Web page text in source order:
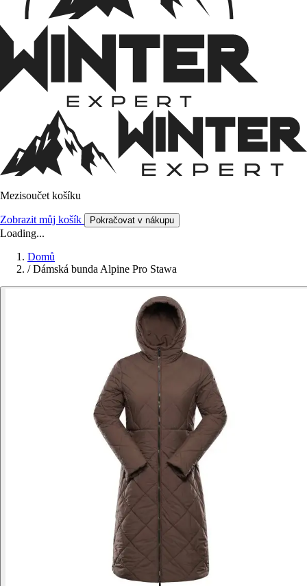
Mezisoučet košíku
Zobrazit můj košík Pokračovat v nákupu
Loading...
Domů
/ Dámská bunda Alpine Pro Stawa